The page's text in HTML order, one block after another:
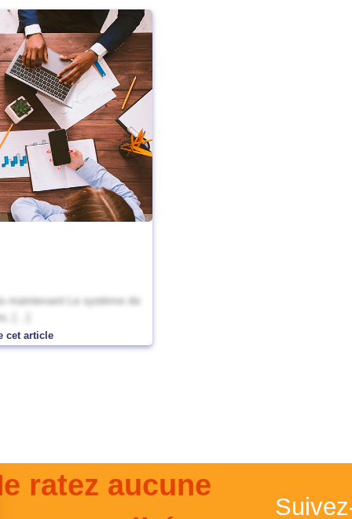
maintenant Le système de
[…]
cet article
ratez aucune